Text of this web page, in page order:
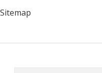
Sitemap